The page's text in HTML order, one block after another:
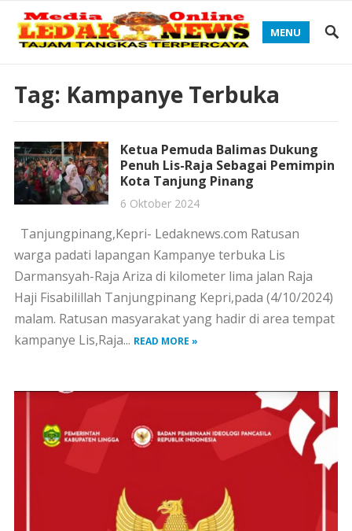
MENU
Tag: Kampanye Terbuka
Ketua Pemuda Balimas Dukung
Penuh Lis-Raja Sebagai Pemimpin
Kota Tanjung Pinang
6 Oktober 2024
Tanjungpinang,Kepri- Ledaknews.com Ratusan
warga padati lapangan Kampanye terbuka Lis
Darmansyah-Raja Ariza di kilometer lima jalan Raja
Haji Fisabilillah Tanjungpinang Kepri,pada (4/10/2024)
malam. Ratusan masyarakat yang hadir di area tempat
kampanye Lis,Raja... READ MORE »